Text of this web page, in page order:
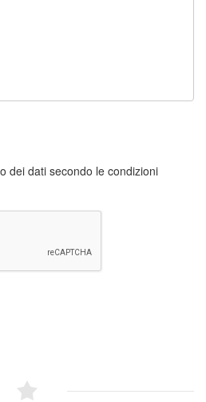
dei dati secondo le condizioni